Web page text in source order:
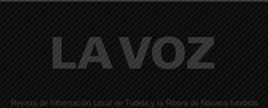
Revista de Información Local de Tudela y la Ribera de Navarra fundada